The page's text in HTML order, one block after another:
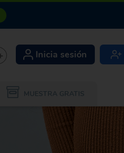
Inicia sesión
MUESTRA GRATIS